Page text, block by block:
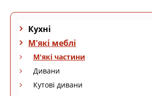
Кухні
М'які меблі
М'які частини
Дивани
Кутові дивани